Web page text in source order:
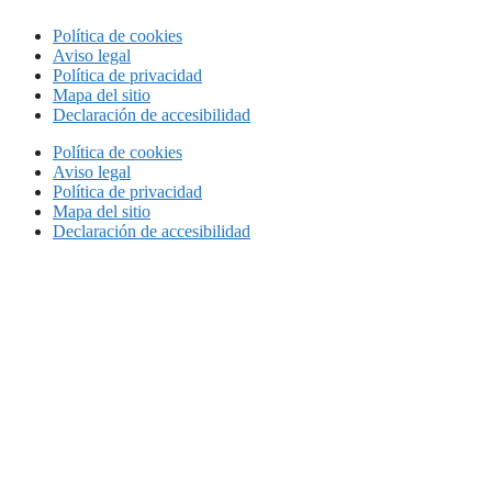
Política de cookies
Aviso legal
Política de privacidad
Mapa del sitio
Declaración de accesibilidad
Política de cookies
Aviso legal
Política de privacidad
Mapa del sitio
Declaración de accesibilidad